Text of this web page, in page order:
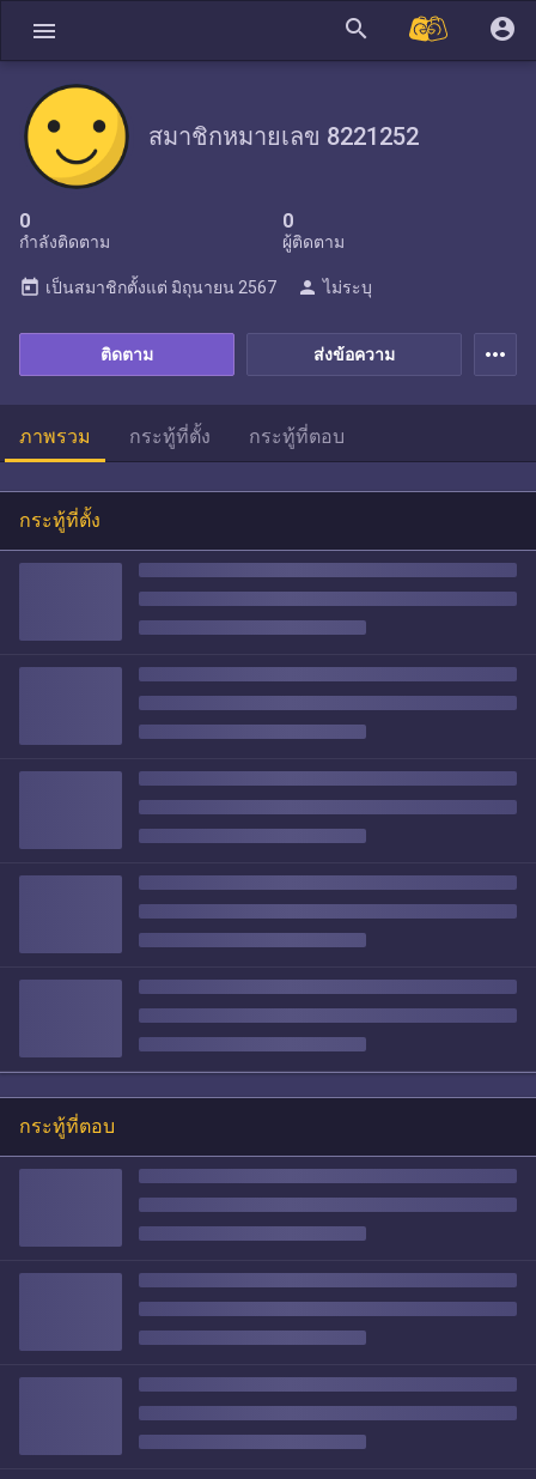
menu search account_circle
สมาชิกหมายเลข 8221252
0
กำลังติดตาม
0
ผู้ติดตาม
ส่งข้อความ
ติดตาม
today เป็นสมาชิกตั้งแต่ มิถุนายน 2567 person ไม่ระบุ
more_horiz
ภาพรวม กระทู้ที่ตั้ง กระทู้ที่ตอบ
กระทู้ที่ตั้ง
กระทู้ที่ตอบ